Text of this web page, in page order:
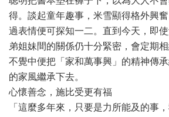
得。談起童年趣事，米雪顯得格外興
過表情便可探知一二。直到今天，即
弟姐妹間的關係仍十分緊密，會定期
不覺中便把「家和萬事興」的精神傳
的家風繼承下去。
心懷善念，施比受更有福
「這麼多年來，只要是力所能及的事